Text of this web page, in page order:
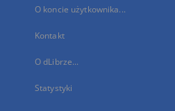
O koncie użytkownika...
Kontakt
O dLibrze...
Statystyki